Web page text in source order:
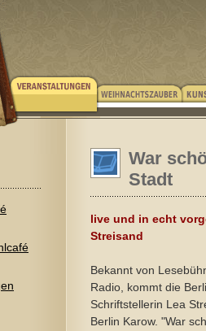
War
Stadt
live und in echt
Streisand
Bekannt von
Radio, kommt die
Schriftstellerin Lea
Berlin Karow. "War